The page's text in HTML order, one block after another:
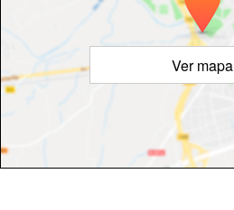
Ver mapa